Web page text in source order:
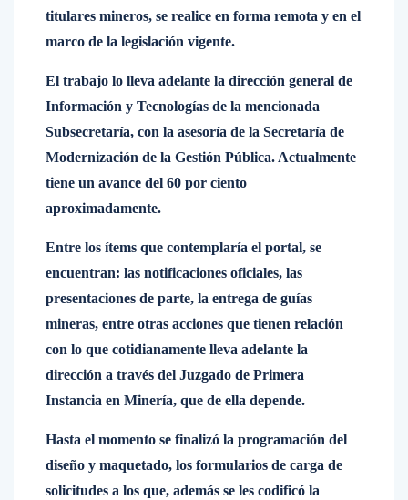
titulares mineros, se realice en forma remota y en el
marco de la legislación vigente.
El trabajo lo lleva adelante la dirección general de
Información y Tecnologías de la mencionada
Subsecretaría, con la asesoría de la Secretaría de
Modernización de la Gestión Pública. Actualmente
tiene un avance del 60 por ciento
aproximadamente.
Entre los ítems que contemplaría el portal, se
encuentran: las notificaciones oficiales, las
presentaciones de parte, la entrega de guías
mineras, entre otras acciones que tienen relación
con lo que cotidianamente lleva adelante la
dirección a través del Juzgado de Primera
Instancia en Minería, que de ella depende.
Hasta el momento se finalizó la programación del
diseño y maquetado, los formularios de carga de
solicitudes a los que, además se les codificó la